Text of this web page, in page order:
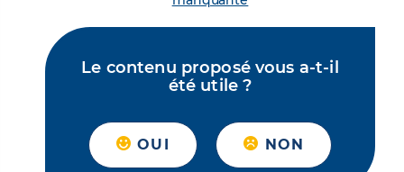
Le contenu proposé vous a-t-il
été utile ?
OUI NON